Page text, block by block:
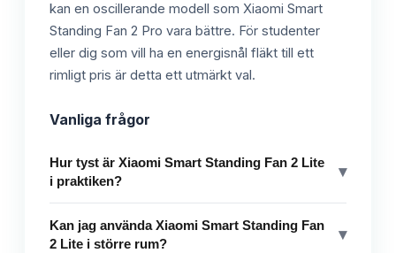
kan en oscillerande modell som Xiaomi Smart
Standing Fan 2 Pro vara bättre. För studenter
eller dig som vill ha en energisnål fläkt till ett
rimligt pris är detta ett utmärkt val.
Vanliga frågor
Hur tyst är Xiaomi Smart Standing Fan 2 Lite
i praktiken?
▾
Kan jag använda Xiaomi Smart Standing Fan
2 Lite i större rum?
▾